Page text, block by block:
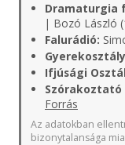
Dramaturgia
| Bozó László
Falurádió:
Ifjúsági
Szórakoztató
Forrás
Az adatokban
bizonytalansága